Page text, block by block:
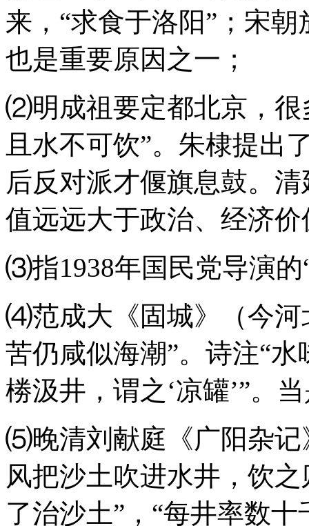
来，“求食于洛阳”；宋
也是重要原因之一；
⑵明成祖要定都北京，很
且水不可饮”。朱棣提出
后反对派才偃旗息鼓。
值远远大于政治、经济
⑶指1938年国民党导演的
⑷范成大《固城》（今河
苦仍咸似海潮”。诗注“
椦汲井，谓之‘凉罐’”。
⑸晚清刘献庭《广阳杂记
风把沙土吹进水井，饮
了治沙土”，“每井率数